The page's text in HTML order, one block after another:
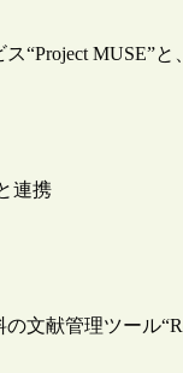
“Project MUSE”
連携
文献管理ツール